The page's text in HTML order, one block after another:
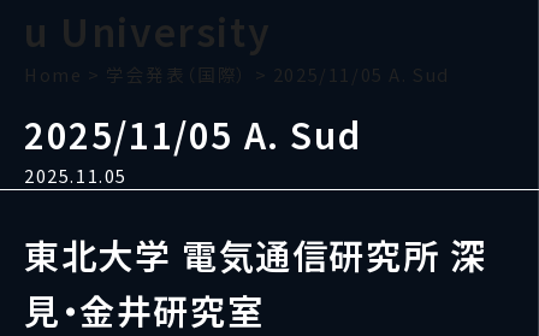
u University
Home > 学会発表（国際） > 2025/11/05 A. Sud
2025/11/05 A. Sud
2025.11.05
東北大学 電気通信研究所 深
見・金井研究室